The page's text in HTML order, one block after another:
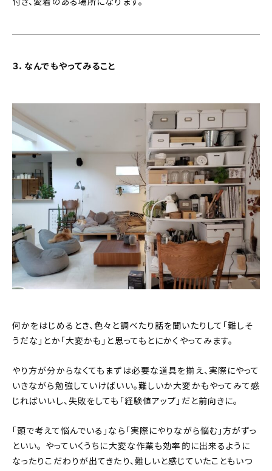
３．なんでもやってみること
何かをはじめるとき、色々と調べたり話を聞いたりして「難しそ
うだな」とか「大変かも」と思ってもとにかくやってみます。
やり方が分からなくてもまずは必要な道具を揃え、実際にやって
いきながら勉強していけばいい。難しいか大変かもやってみて感
じればいいし、失敗をしても「経験値アップ」だと前向きに。
「頭で考えて悩んでいる」なら「実際にやりながら悩む」方がずっ
といい。 やっていくうちに大変な作業も効率的に出来るように
なったりこだわりが出てきたり、難しいと感じていたこともいつ